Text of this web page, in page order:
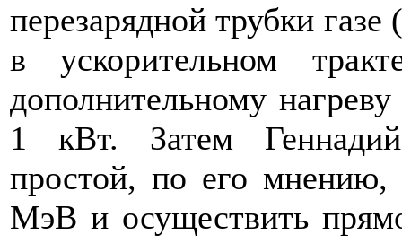
перезарядной трубки
в ускорительном
дополнительному
1 кВт. Затем
простой, по его
МэВ и осуществить